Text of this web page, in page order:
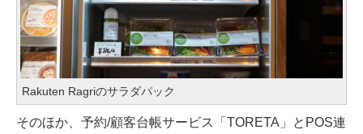
Rakuten Ragriのサラダパック
そのほか、予約/顧客台帳サービス「TORETA」とPOS連